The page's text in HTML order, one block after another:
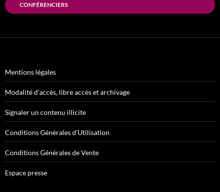
CONFÉRENCIERS
Mentions légales
Modalité d’accès, libre accès et archivage
Signaler un contenu illicite
Conditions Générales d’Utilisation
Conditions Générales de Vente
Espace presse